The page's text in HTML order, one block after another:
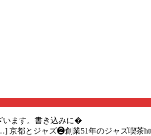
います。書き込みに�
京都とジャズ❷創業51年のジャズ喫茶